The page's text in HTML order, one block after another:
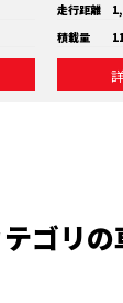
走行距離
積載量
ゴリの